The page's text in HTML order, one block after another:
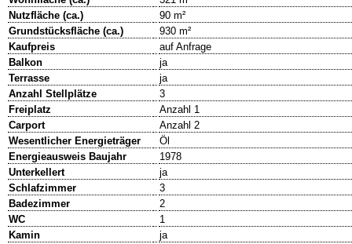
Nutzfläche (ca.)
90 m²
Grundstücksfläche (ca.)
930 m²
Kaufpreis
auf Anfrage
Balkon
ja
Terrasse
ja
Anzahl Stellplätze
3
Freiplatz
Anzahl 1
Carport
Anzahl 2
Wesentlicher Energieträger
Öl
Energieausweis Baujahr
1978
Unterkellert
ja
Schlafzimmer
3
Badezimmer
2
WC
1
Kamin
ja